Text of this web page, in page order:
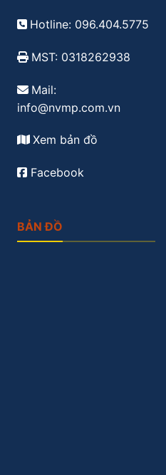
Hotline: 096.404.5775
MST: 0318262938
Mail:
info@nvmp.com.vn
Xem bản đồ
Facebook
BẢN ĐỒ